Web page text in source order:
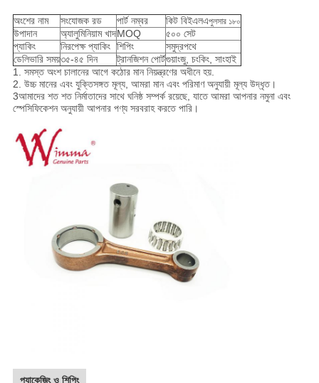
অংশের নাম সংযোজক রড পার্ট নম্বর কিট বিইএলএপুলসার ১৮০
উপাদান অ্যালুমিনিয়াম খাদMOQ
৫০০ সেট
প্যাকিং
নিরপেক্ষ প্যাকিং শিপিং
সমুদ্রপথে
ডেলিভারি সময়৩৫-৪৫ দিন ট্রানজিশন পোর্টগুয়াংজু, চংকিং, সাংহাই
1. সমস্ত অংশ চালানের আগে কঠোর মান নিয়ন্ত্রণের অধীনে হয়.
2. উচ্চ মানের এবং যুক্তিসঙ্গত মূল্য, আমরা মান এবং পরিমাণ অনুযায়ী মূল্য উদ্ধৃত।
3আমাদের শত শত নির্মাতাদের সাথে ঘনিষ্ঠ সম্পর্ক রয়েছে, যাতে আমরা আপনার নমুনা এবং
স্পেসিফিকেশন অনুযায়ী আপনার পণ্য সরবরাহ করতে পারি।
প্যাকেজিং ও শিপিং